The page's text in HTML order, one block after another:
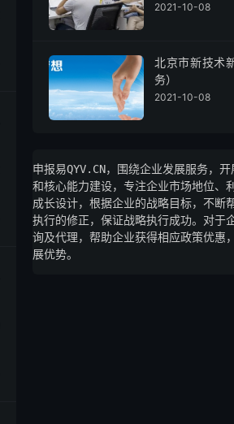
2021-10-08
北京市新技术
务）
2021-10-08
申报易QYV.CN，围绕企业发展服务，
和核心能力建设，专注企业市场地位、
成长设计，根据企业的战略目标，不断
执行的修正，保证战略执行成功。对于
询及代理，帮助企业获得相应政策优惠
展优势。